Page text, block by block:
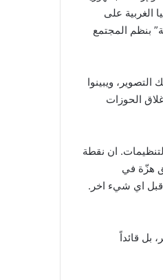
الغربية على
بنظم المجتمع
ويبينوا
الحوزات
ان نقطة
هزّة في
قبل اي شيء اخر.
بل قائداً